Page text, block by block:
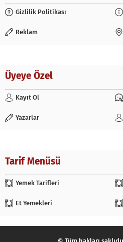
Gizlilik Politikası
Reklam
Üyeye Özel
Kayıt Ol
Yazarlar
Tarif Menüsü
Yemek Tarifleri
Et Yemekleri